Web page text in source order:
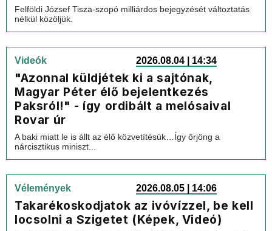
Felföldi József Tisza-szopó milliárdos bejegyzését változtatás
nélkül közöljük.
Videók 2026.08.04 | 14:34
"Azonnal küldjétek ki a sajtónak,
Magyar Péter élő bejelentkezés
Paksról!" - így ordibált a melósaival
Rovar úr
A baki miatt le is állt az élő közvetítésük…Így őrjöng a
nárcisztikus miniszt...
Vélemények 2026.08.05 | 14:06
Takarékoskodjatok az ivóvízzel, be kell
locsolni a Szigetet (Képek, Videó)